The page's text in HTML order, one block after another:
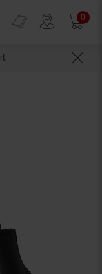
einblenden
Prospekte 0